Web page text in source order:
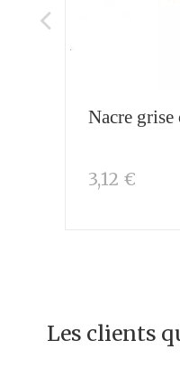
Nacre
3,12 €
Les clients